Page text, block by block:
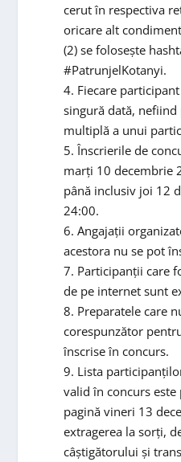
cerut în respectiva
oricare alt
(2) se folosește
#PatrunjelKotanyi.
4. Fiecare
singură dată,
multiplă a unui
5. Înscrierile de
marți 10 decembrie
până inclusiv joi 12
24:00.
6. Angajații
acestora nu se pot
7. Participanții care
de pe internet sunt
8. Preparatele care
corespunzător
înscrise în concurs.
9. Lista
valid în concurs este
pagină vineri 13
extragerea la sorți,
câștigătorului și